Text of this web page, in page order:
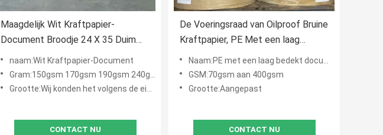
Maagdelijk Wit Kraftpapier-
Document Broodje 24 X 35 Duim
150gsm 170gsm 190gsm voor
Document Zakken
naam:Wit Kraftpapier-Document
Gram:150gsm 170gsm 190gsm 240gsm 260gsm
Grootte:Wij konden het volgens de eisen van de klant aanpassen
CONTACT NU
De Voeringsraad van Oilproof Bruine
Kraftpapier, PE Met een laag
bedekt Document Broodjes voor
Voedsel die 70gsm 80gsm 90gsm
verpakken
Naam:PE met een laag bedekt document
GSM:70gsm aan 400gsm
Grootte:Aangepast
CONTACT NU